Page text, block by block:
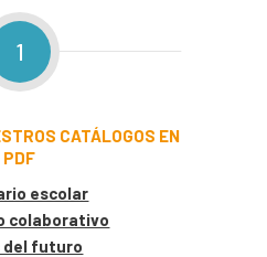
1
CATÁLOGOS EN
PDF
escolar
colaborativo
del futuro